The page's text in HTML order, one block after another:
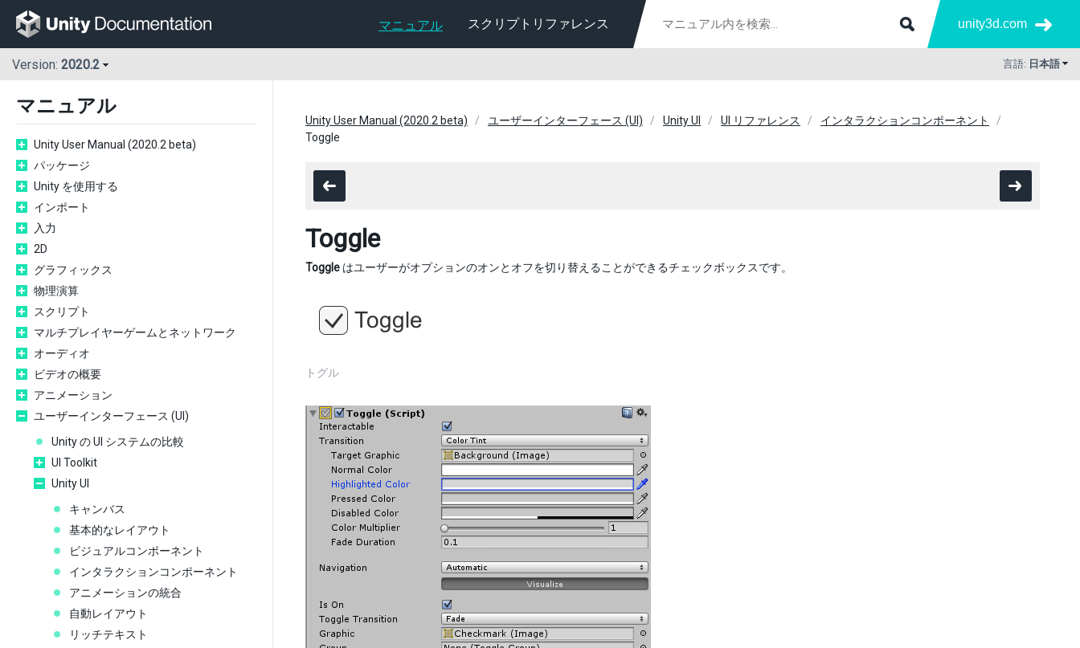
マニュアル スクリプトリファレンス unity3d.com
Version: 2020.2 言語: 日本語
マニュアル
Unity User Manual (2020.2 beta)
パッケージ
Unity を使用する
インポート
入力
2D
グラフィックス
物理演算
スクリプト
マルチプレイヤーゲームとネットワーク
オーディオ
ビデオの概要
アニメーション
ユーザーインターフェース (UI)
Unity の UI システムの比較
UI Toolkit
Unity UI
キャンバス
基本的なレイアウト
ビジュアルコンポーネント
インタラクションコンポーネント
アニメーションの統合
自動レイアウト
リッチテキスト
Unity User Manual (2020.2 beta) ユーザーインターフェース (UI) Unity UI UI リファレンス
インタラクションコンポーネント
Toggle
Toggle
Toggle はユーザーがオプションのオンとオフを切り替えることができるチェックボックスです。
トグル